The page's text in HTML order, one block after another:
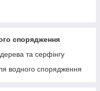
спорядження
та серфінгу
водного спорядження